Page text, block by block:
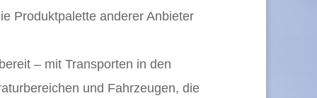
Produktpalette anderer Anbieter
– mit Transporten in den
und Fahrzeugen, die